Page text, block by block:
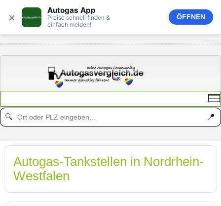
× Autogas App
Preise schnell finden &
einfach melden!
ÖFFNEN
🔍 📍
Autogas-Tankstellen in Nordrhein-
Westfalen